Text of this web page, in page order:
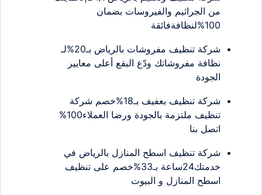
من الجراثيم والفيروسات بضمان
100%لنظافةفائقة
شركة تنظيف مفروشات بالرياض بـ20%لـ
نظافة مفروشاتك ودّع البقع أعلى معايير
الجودة
شركة تنظيف بعفيف بـ18%خصم شركة
تنظيف ملتزمة بالجودة ورضا العملاء100%
اتصل بنا
شركة تنظيف اسطح المنازل بالرياض في
خدمتك24ساعة بـ33%خصم على تنظيف
اسطح المنازل و البيوت